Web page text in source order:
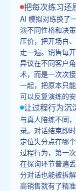
把每次练习还
AI 模拟对练换了
演不同性格和决
压价，把开场白
走一遍。销售每
异议在不同客户
术，而是一次次
一起，把原本只
可以反复演练的安
让过程行为沉
与真人陪练不同
录。对话结束即
定位失分点在哪
过程行为，第一
在探询环节普遍
分对话也能被拆
高销售就有了精准